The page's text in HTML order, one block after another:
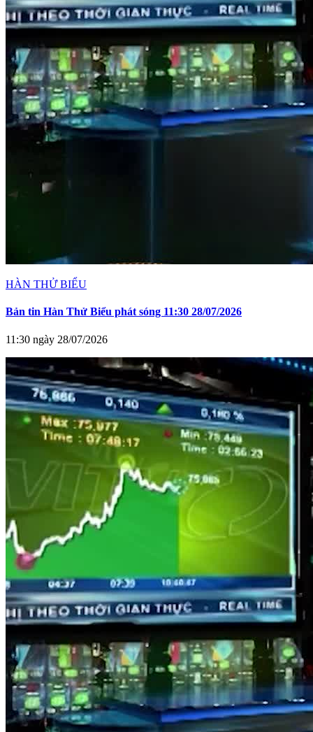
HÀN THỬ BIỂU
Bản tin Hàn Thử Biểu phát sóng 11:30 28/07/2026
11:30 ngày 28/07/2026